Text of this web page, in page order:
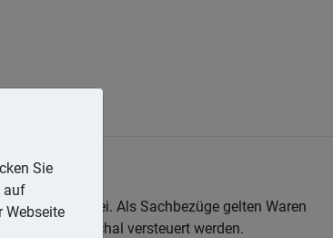
Jahr steuerfrei. Als Sachbezüge gelten Waren
nicht pauschal versteuert werden.
Sie
auf
Webseite